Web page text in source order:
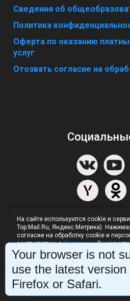
На сайте используются cookie и
Top.Mail.Ru, Яндекс.Метрика).
согласие на обработку cookie и
соответствии сПолитикой. Вы можете
продолжит работу без аналитики.
Сведения об
Политика
Оферта по оказанию
услуг
Отозвать согласие на
Напишите
Your browser is not
use the latest version
Firefox or Safari.